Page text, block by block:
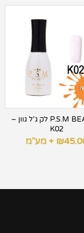
P.S.M BEAUTY לק ג’ל גוון –
K02
₪ + מע"מ